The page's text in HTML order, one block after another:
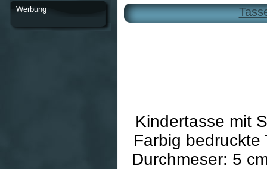
Kindertasse mit
Farbig bedruckte
Durchmeser: 5
Werbung